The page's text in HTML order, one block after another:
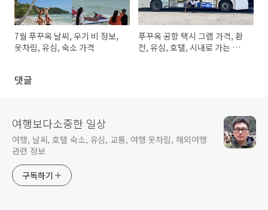
7월 푸꾸옥 날씨, 우기 비 정보,
옷차림, 유심, 숙소 가격
푸꾸옥 공항 택시 그랩 가격, 환
전, 유심, 호텔, 시내로 가는 교통
댓글
여행보다소중한 일상
여행, 날씨, 호텔 숙소, 유심, 교통, 여행 옷차림, 해외여행
관련 정보
구독하기